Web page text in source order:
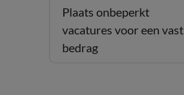
Plaats onbeperkt
vacatures voor een vast
bedrag